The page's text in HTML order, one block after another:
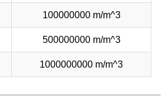
100000000 m/m^3
500000000 m/m^3
1000000000 m/m^3